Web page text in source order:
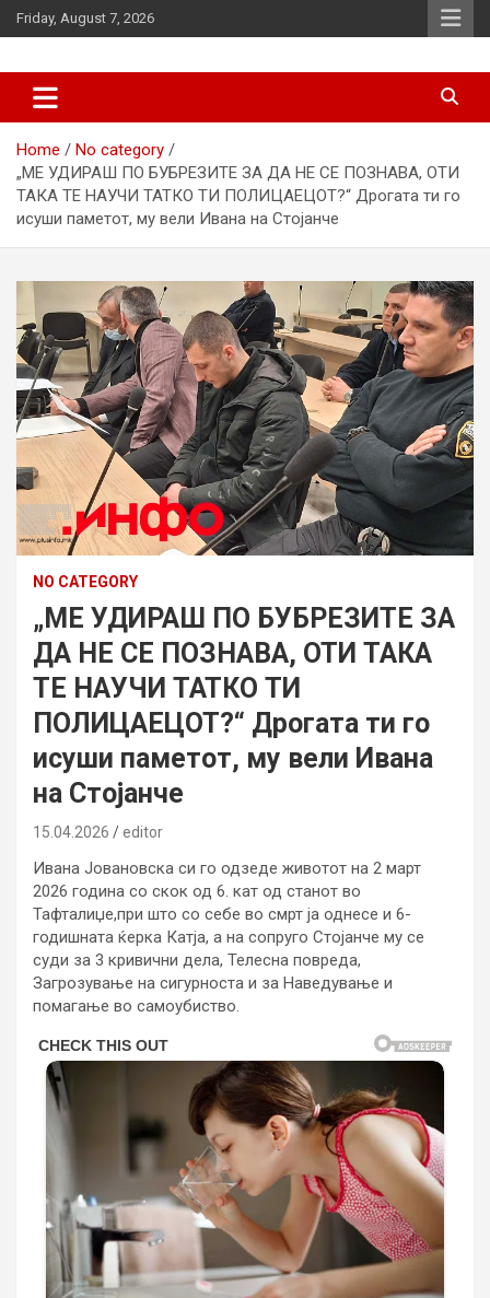
Skip
to
Friday, August 7, 2026
d7-news.com
Home
No category
„МЕ УДИРАШ ПО БУБРЕЗИТЕ ЗА ДА НЕ СЕ ПОЗНАВА, ОТИ
ТАКА ТЕ НАУЧИ ТАТКО ТИ ПОЛИЦАЕЦОТ?“ Дрогата ти го
исуши паметот, му вели Ивана на Стојанче
NO CATEGORY
„МЕ УДИРАШ ПО БУБРЕЗИТЕ ЗА
ДА НЕ СЕ ПОЗНАВА, ОТИ ТАКА
ТЕ НАУЧИ ТАТКО ТИ
ПОЛИЦАЕЦОТ?“ Дрогата ти го
исуши паметот, му вели Ивана
на Стојанче
15.04.2026 editor
Ивана Јовановска си го одзеде животот на 2 март
2026 година со скок од 6. кат од станот во
Тафталиџе,при што со себе во смрт ја однесе и 6-
годишната ќерка Катја, а на сопруго Стојанче му се
суди за 3 кривични дела, Телесна повреда,
Загрозување на сигурноста и за Наведување и
помагање во самоубиство.